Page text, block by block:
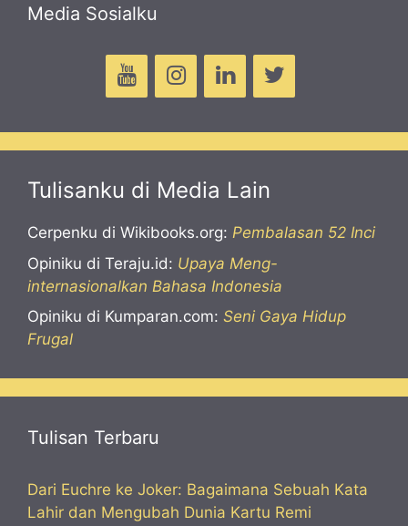
Media Sosialku
Tulisanku di Media Lain
Cerpenku di Wikibooks.org: Pembalasan 52 Inci
Opiniku di Teraju.id: Upaya Meng-
internasionalkan Bahasa Indonesia
Opiniku di Kumparan.com: Seni Gaya Hidup
Frugal
Tulisan Terbaru
Dari Euchre ke Joker: Bagaimana Sebuah Kata
Lahir dan Mengubah Dunia Kartu Remi